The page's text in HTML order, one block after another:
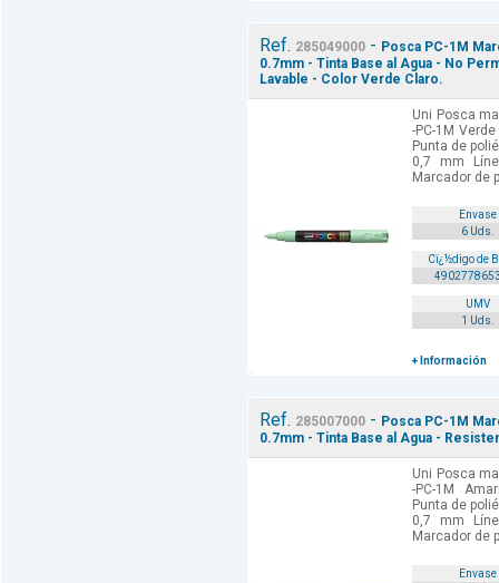
Ref. 285049000 - Posca PC-1M
0.7mm - Tinta Base al Agua - No
Lavable - Color Verde Claro.
Uni Posca
-PC-1M
Punta de
0,7 mm
Marcador de
Envase
6 Uds.
Cï¿½digo de
UMV
1 Uds.
+ Información
Ref. 285007000 - Posca PC-1M
0.7mm - Tinta Base al Agua -
Uni Posca
-PC-1M
Punta de
0,7 mm
Marcador de
Envase